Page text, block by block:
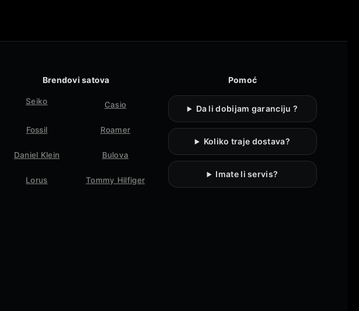
Brendovi satova
Seiko Casio
Fossil Roamer
Daniel Klein Bulova
Lorus Tommy Hilfiger
Pomoć
Da li dobijam garanciju ?
Koliko traje dostava?
Imate li servis?